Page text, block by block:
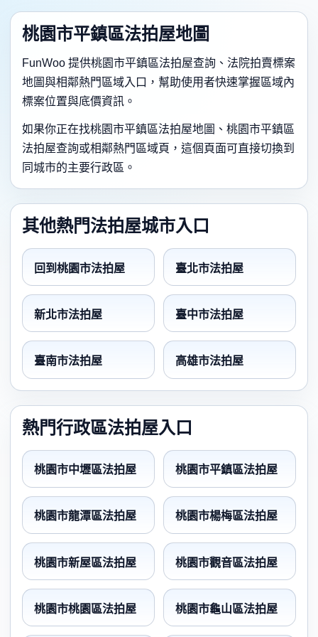
桃園市平鎮區法拍屋地圖
FunWoo 提供桃園市平鎮區法拍屋查詢、法院拍賣標案
地圖與相鄰熱門區域入口，幫助使用者快速掌握區域內
標案位置與底價資訊。
如果你正在找桃園市平鎮區法拍屋地圖、桃園市平鎮區
法拍屋查詢或相鄰熱門區域頁，這個頁面可直接切換到
同城市的主要行政區。
其他熱門法拍屋城市入口
回到桃園市法拍屋 臺北市法拍屋
新北市法拍屋 臺中市法拍屋
臺南市法拍屋 高雄市法拍屋
熱門行政區法拍屋入口
桃園市中壢區法拍屋 桃園市平鎮區法拍屋
桃園市龍潭區法拍屋 桃園市楊梅區法拍屋
桃園市新屋區法拍屋 桃園市觀音區法拍屋
桃園市桃園區法拍屋 桃園市龜山區法拍屋